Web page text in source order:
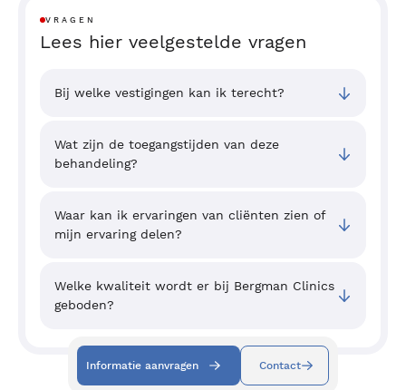
VRAGEN
Lees hier veelgestelde vragen
Bij welke vestigingen kan ik terecht?
Wat zijn de toegangstijden van deze
behandeling?
Waar kan ik ervaringen van cliënten zien of
mijn ervaring delen?
Welke kwaliteit wordt er bij Bergman Clinics
geboden?
Informatie aanvragen Contact